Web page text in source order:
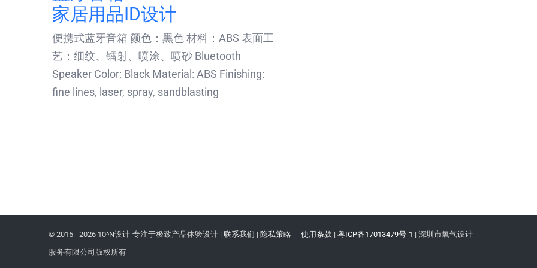
家居用品ID设计
便携式蓝牙音箱 颜色：黑色 材料：ABS 表面工
艺：细纹、镭射、喷涂、喷砂 Bluetooth
Speaker Color: Black Material: ABS Finishing:
fine lines, laser, spray, sandblasting
© 2015 -2026 10^N设计-专注于极致产品体验设计 |联系我们 |隐私策略 ｜使用条款 |粤ICP备17013479号-1 | 深圳市氧气设计
服务有限公司版权所有